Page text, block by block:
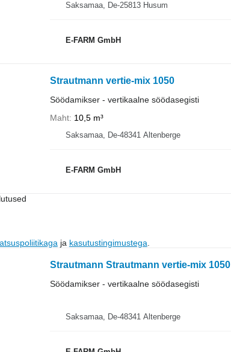
Saksamaa, De-25813 Husum
E-FARM GmbH
Strautmann vertie-mix 1050
Söödamikser - vertikaalne söödasegisti
Maht 10,5 m³
Saksamaa, De-48341 Altenberge
E-FARM GmbH
ja kasutustingimustega
Strautmann Strautmann vertie-mix 1050
Söödamikser - vertikaalne söödasegisti
Saksamaa, De-48341 Altenberge